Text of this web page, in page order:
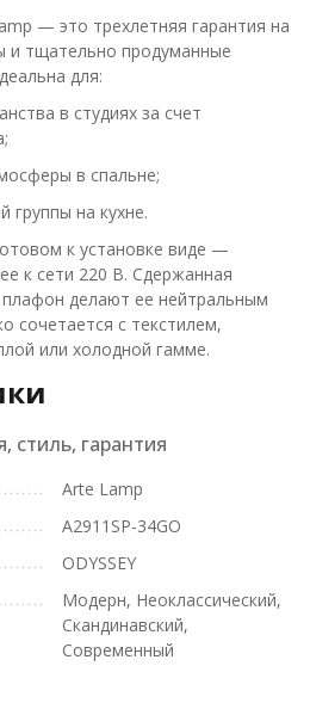
— это трехлетняя гарантия на
и тщательно продуманные
для:
в студиях за счет
в спальне;
группы на кухне.
к установке виде —
к сети 220 В. Сдержанная
делают ее нейтральным
сочетается с текстилем,
или холодной гамме.
стиль, гарантия
Arte Lamp
A2911SP-34GO
ODYSSEY
Модерн, Неоклассический,
Скандинавский,
Современный